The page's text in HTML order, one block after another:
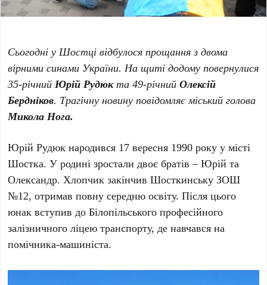
Сьогодні у Шостці відбулося прощання з двома
вірними синами України. На щиті додому повернулися
35-річнийЮрій Рудюкта 49-річнийОлексій
Бердніков. Трагічну новину повідомляє міський голова
Микола Нога.
Юрій Рудюк народився 17 вересня 1990 року у місті
Шостка. У родині зростали двоє братів – Юрій та
Олександр. Хлопчик закінчив Шосткинську ЗОШ
№12, отримав повну середню освіту. Після цього
юнак вступив до Білопільського професійного
залізничного ліцею транспорту, де навчався на
помічника-машиніста.